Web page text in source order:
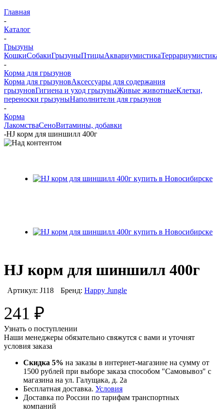
Главная
-
Каталог
-
Грызуны
КошкиСобакиГрызуныПтицыАквариумистика
-
Корма для грызунов
Корма для грызуновАксессуары для содержания
грызуновГигиена и уход грызуныЖивые животныеКлетки,
переноски грызуныНаполнители для грызунов
-
Корма
ЛакомстваСеноВитамины, добавки
-HJ корм для шиншилл 400г
HJ корм для шиншилл 400г
Артикул: J118 Бренд: Happy Jungle
241 ₽
Узнать о поступлении
Наши менеджеры обязательно свяжутся с вами и уточнят
условия заказа
Скидка 5% на заказы в интернет-магазине на сумму от
1500 рублей при выборе заказа способом "Самовывоз" с
магазина на ул. Галущака, д. 2а
Бесплатная доставка. Условия
Доставка по России по тарифам транспортных
компаний